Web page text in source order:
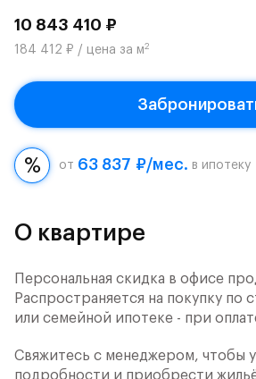
10 843 410 ₽
184 412 ₽ / цена за м2
от 63 837 ₽/мес. в ипотеку
О квартире
Персональная скидка в офисе
Распространяется на покупку по
или семейной ипотеке - при
Свяжитесь с менеджером, чтобы
подробности и приобрести